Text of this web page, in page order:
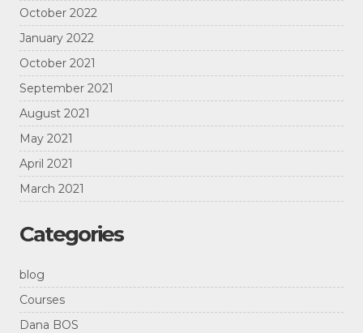
October 2022
January 2022
October 2021
September 2021
August 2021
May 2021
April 2021
March 2021
Categories
blog
Courses
Dana BOS